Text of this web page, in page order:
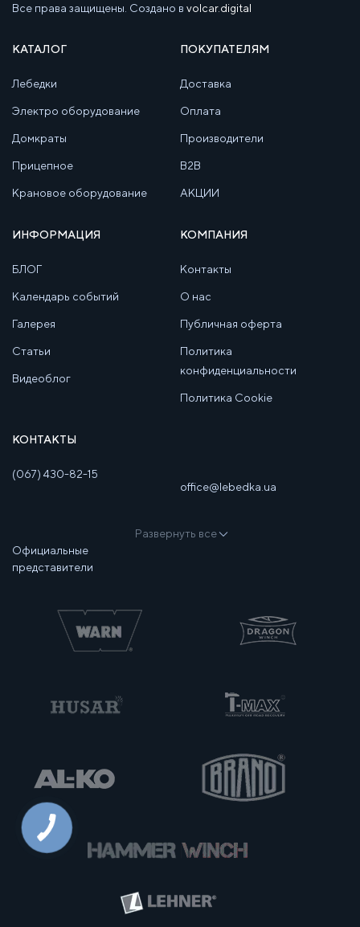
Все права защищены. Создано в volcar.digital
КАТАЛОГ
Лебедки
Электро оборудование
Домкраты
Прицепное
Крановое оборудование
ПОКУПАТЕЛЯМ
Доставка
Оплата
Производители
B2B
АКЦИИ
ИНФОРМАЦИЯ
БЛОГ
Календарь событий
Галерея
Статьи
Видеоблог
КОМПАНИЯ
Контакты
О нас
Публичная оферта
Политика
конфиденциальности
Политика Cookie
КОНТАКТЫ
(067) 430-82-15
office@lebedka.ua
Развернуть все
Официальные
представители